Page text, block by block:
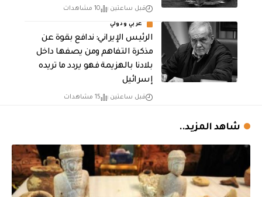
قبل ساعتين 10 مشاهدات
عربي ودولي
الرئيس الإيراني: ندافع بقوة عن
مذكرة التفاهم ومن يصفها داخل
بلادنا بالهزيمة فهو يردد ما تريده
إسرائيل
قبل ساعتين 15 مشاهدات
شاهد المزيد..